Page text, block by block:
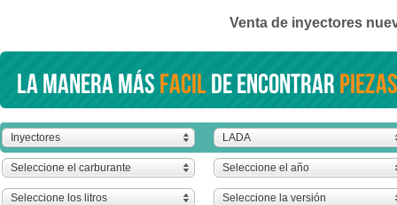
Venta de inyectores
La manera másfacilde encontrar
Inyectores LADA
Seleccione el carburante Seleccione el año
Seleccione los litros Seleccione la versión